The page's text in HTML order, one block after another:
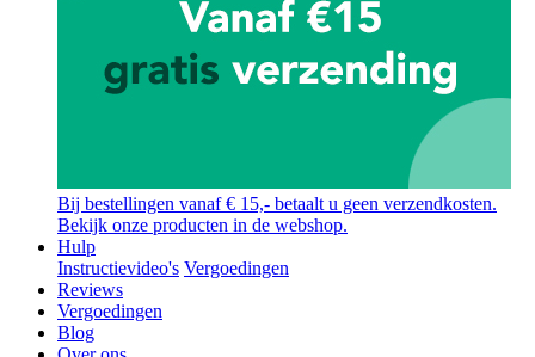
Bij bestellingen vanaf € 15,- betaalt u geen verzendkosten.
Bekijk onze producten in de webshop.
Hulp
Instructievideo's Vergoedingen
Reviews
Vergoedingen
Blog